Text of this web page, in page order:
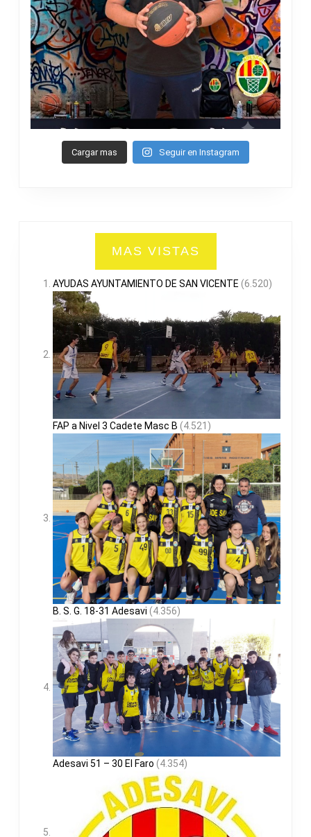
Cargar mas Seguir en Instagram
MAS VISTAS
AYUDAS AYUNTAMIENTO DE SAN VICENTE (6.520)
FAP a Nivel 3 Cadete Masc B (4.521)
B. S. G. 18-31 Adesavi (4.356)
Adesavi 51 – 30 El Faro (4.354)